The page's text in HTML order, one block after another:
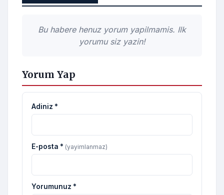
Bu habere henuz yorum yapilmamis. Ilk
yorumu siz yazin!
Yorum Yap
Adiniz *
E-posta * (yayimlanmaz)
Yorumunuz *